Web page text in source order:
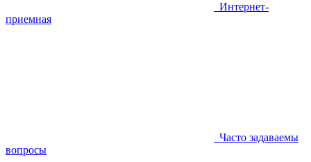
Интернет-
приемная
Часто задаваемы
вопросы